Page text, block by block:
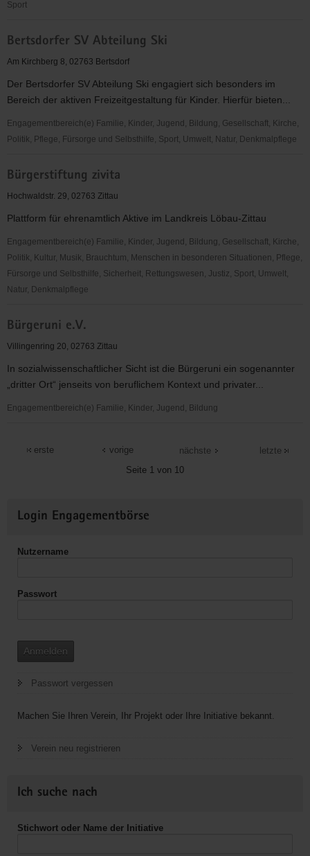
Sport
Helferkreis
Zittau
Bertsdorfer SV Abteilung Ski
Am Kirchberg 8, 02763 Bertsdorf
Der Bertsdorfer SV Abteilung Ski engagiert sich besonders im
Bereich der aktiven Freizeitgestaltung für Kinder. Hierfür bieten...
Engagementbereich(e) Familie, Kinder, Jugend, Bildung, Gesellschaft, Kirche,
Politik, Pflege, Fürsorge und Selbsthilfe, Sport, Umwelt, Natur, Denkmalpflege
SV
Abteilung
Bürgerstiftung zivita
Hochwaldstr. 29, 02763 Zittau
Plattform für ehrenamtlich Aktive im Landkreis Löbau-Zittau
Engagementbereich(e) Familie, Kinder, Jugend, Bildung, Gesellschaft, Kirche,
Politik, Kultur, Musik, Brauchtum, Menschen in besonderen Situationen, Pflege,
Fürsorge und Selbsthilfe, Sicherheit, Rettungswesen, Justiz, Sport, Umwelt,
Natur, Denkmalpflege
zivita
Bürgeruni e.V.
Villingenring 20, 02763 Zittau
In sozialwissenschaftlicher Sicht ist die Bürgeruni ein sogenannter
„dritter Ort“ jenseits von beruflichem Kontext und privater...
Engagementbereich(e) Familie, Kinder, Jugend, Bildung
erste
vorige
Seite 1 von 10
nächste letzte
Informationen
Login Engagementbörse
Nutzername
Passwort
Anmelden
Passwort vergessen
Machen Sie Ihren Verein, Ihr Projekt oder Ihre Initiative bekannt.
Verein neu registrieren
Ich suche nach
Stichwort oder Name der Initiative